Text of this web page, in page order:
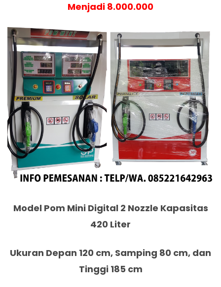
Menjadi 8.000.000
Model Pom Mini Digital 2 Nozzle Kapasitas
420 Liter
Ukuran Depan 120 cm, Samping 80 cm, dan
Tinggi 185 cm